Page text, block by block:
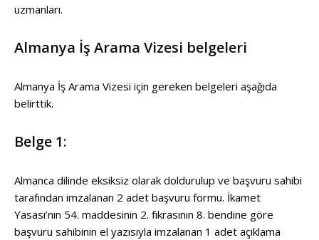
uzmanları.
Almanya İş Arama Vizesi belgeleri
Almanya İş Arama Vizesi için gereken belgeleri aşağıda
belirttik.
Belge 1:
Almanca dilinde eksiksiz olarak doldurulup ve başvuru sahibi
tarafından imzalanan 2 adet başvuru formu. İkamet
Yasası’nın 54. maddesinin 2. fıkrasının 8. bendine göre
başvuru sahibinin el yazısıyla imzalanan 1 adet açıklama